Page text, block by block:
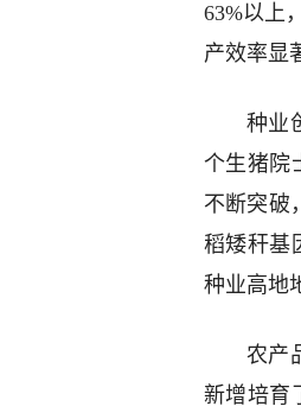
63%以上
产效率显
种业
个生猪院
不断突破
稻矮秆基
种业高地
农产
新增培育